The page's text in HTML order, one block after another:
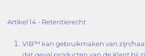
Artikel 14 - Retentierecht
VIB™ kan gebruikmaken van zijn/